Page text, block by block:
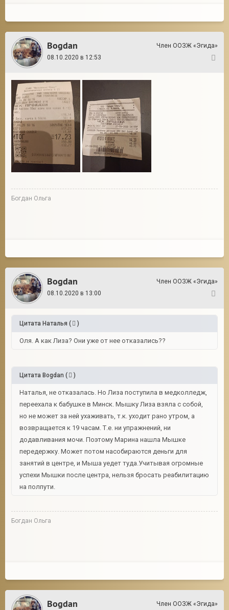
Bogdan
Член ООЗЖ «Эгида»
08.10.2020 в 12:53
Богдан Ольга
Bogdan
Член ООЗЖ «Эгида»
08.10.2020 в 13:00
Цитата Наталья ( )
Оля. А как Лиза? Они уже от нее отказались??
Цитата Bogdan ( )
Наталья, не отказалась. Но Лиза поступила в медколледж,
переехала к бабушке в Минск. Мышку Лиза взяла с собой,
но не может за ней ухаживать, т.к. уходит рано утром, а
возвращается к 19 часам. Т.е. ни упражнений, ни
додавливания мочи. Поэтому Марина нашла Мышке
передержку. Может потом насобираются деньги для
занятий в центре, и Мыша уедет туда.Учитывая огромные
успехи Мышки после центра, нельзя бросать реабилитацию
на полпути.
Богдан Ольга
Bogdan
Член ООЗЖ «Эгида»